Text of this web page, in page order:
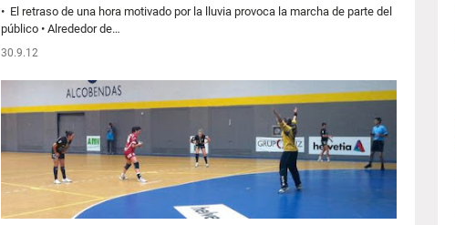
• El retraso de una hora motivado por la lluvia provoca la marcha de parte del
público • Alrededor de…
30.9.12